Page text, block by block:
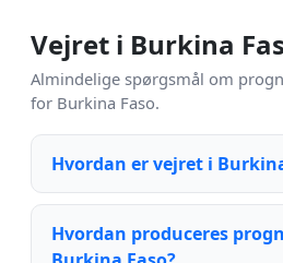
Vejret i Burkina
Almindelige spørgsmål om
for Burkina Faso.
Hvordan er vejret i
Hvordan produceres